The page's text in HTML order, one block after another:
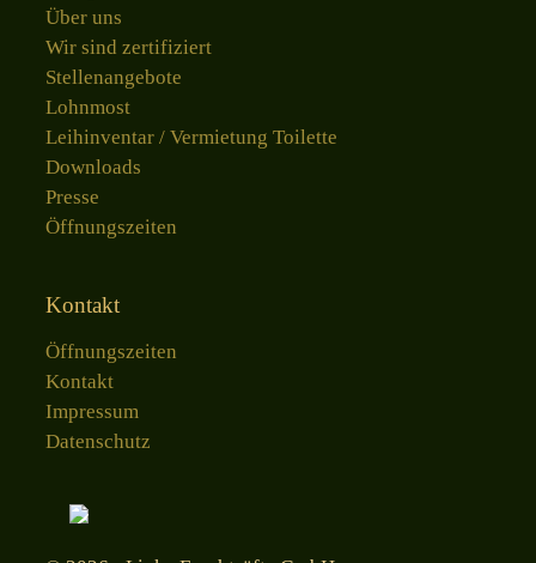
Über uns
Wir sind zertifiziert
Stellenangebote
Lohnmost
Leihinventar / Vermietung Toilette
Downloads
Presse
Öffnungszeiten
Kontakt
Öffnungszeiten
Kontakt
Impressum
Datenschutz